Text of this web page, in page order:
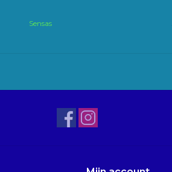
Sensas